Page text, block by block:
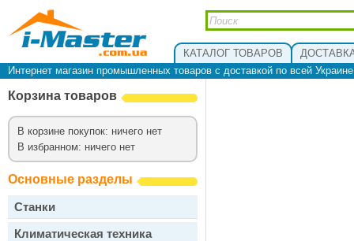
КАТАЛОГ ТОВАРОВ
Интернет магазин промышленных товаров с доставкой по всей
Корзина товаров
В корзине покупок: ничего нет
В избранном: ничего нет
Основные разделы
Станки
Климатическая техника